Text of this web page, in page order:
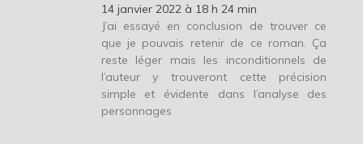
14 janvier 2022 à 18 h 24 min
J’ai essayé en conclusion de trouver ce
que je pouvais retenir de ce roman. Ça
reste léger mais les inconditionnels de
l’auteur y trouveront cette précision
simple et évidente dans l’analyse des
personnages